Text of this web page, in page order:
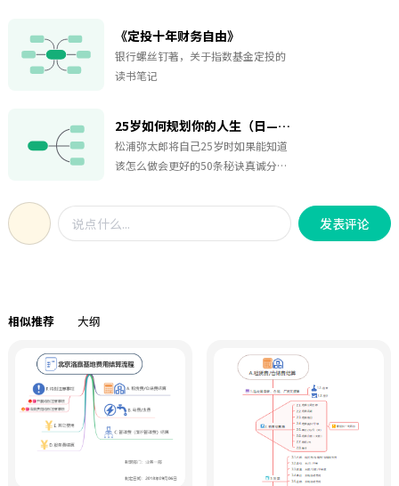
《定投十年财务自由》
银行螺丝钉著，关于指数基金定投的
读书笔记
25岁如何规划你的人生（日—松浦弥太郎）
松浦弥太郎将自己25岁时如果能知道
该怎么做会更好的50条秘诀真诚分享
哲理，给年轻人指明逆袭人生的正确
路径。请记住，25岁正值人生起飞阶
段，也是认真思考自己想要做什么的
发表评论
相似推荐 大纲